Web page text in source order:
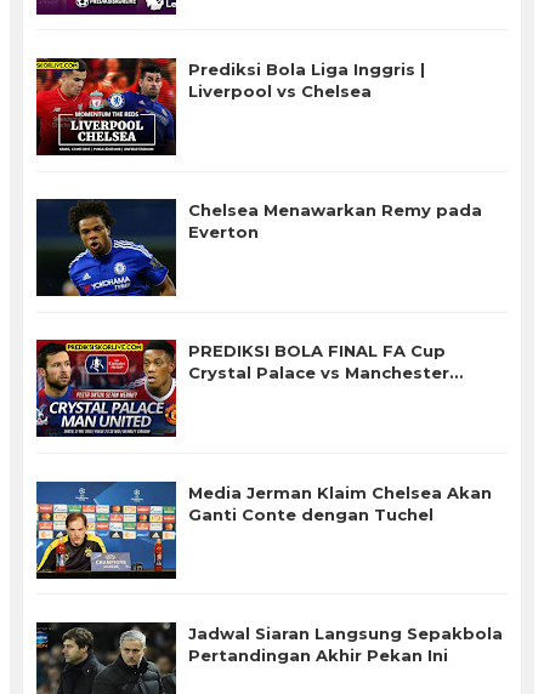
Prediksi Bola Liga Inggris |
Liverpool vs Chelsea
Chelsea Menawarkan Remy pada
Everton
PREDIKSI BOLA FINAL FA Cup
Crystal Palace vs Manchester
Media Jerman Klaim Chelsea Akan
Ganti Conte dengan Tuchel
Jadwal Siaran Langsung Sepakbola
Pertandingan Akhir Pekan Ini